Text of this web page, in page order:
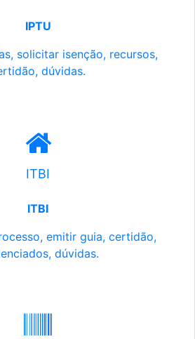
IPTU
solicitar isenção, recursos,
dúvidas.
ITBI
ITBI
emitir guia, certidão,
dúvidas.